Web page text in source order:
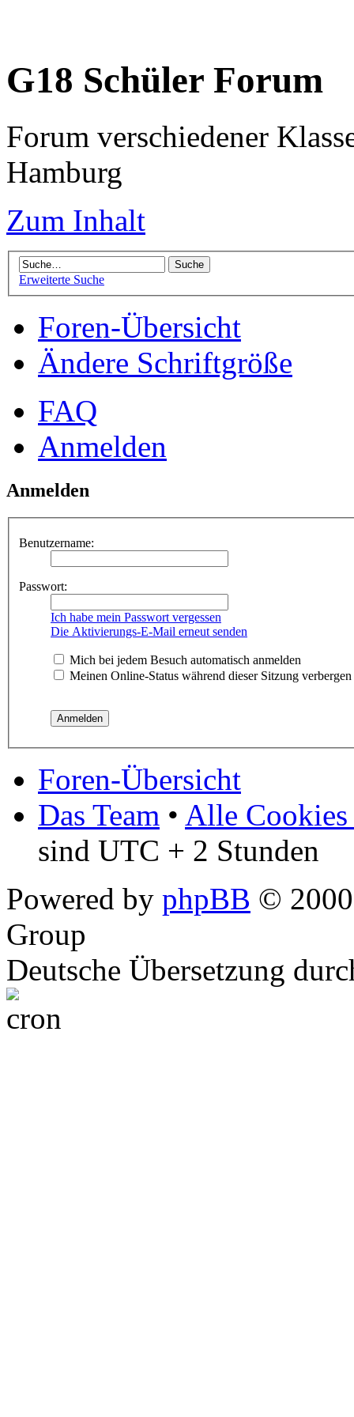
G18 Schüler Forum
Forum verschiedener
Hamburg
Zum Inhalt
Erweiterte Suche
Foren-Übersicht
Ändere Schriftgröße
FAQ
Anmelden
Anmelden
Benutzername:
Passwort:
Ich habe mein Passwort vergessen
Die Aktivierungs-E-Mail erneut senden
Mich bei jedem Besuch automatisch anmelden
Meinen Online-Status während dieser Sitzung verbergen
Foren-Übersicht
Das Team • Alle Cookies
sind UTC + 2 Stunden
Powered by phpBB ©
Group
Deutsche Übersetzung